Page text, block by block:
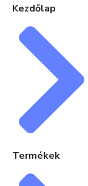
Kezdőlap
Termékek